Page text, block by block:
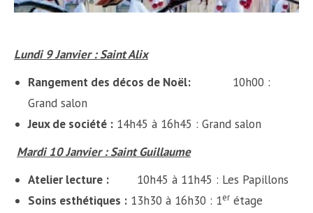
Lundi 9 Janvier : Saint Alix
Rangement des décos de Noël: 10h00 :
Grand salon
Jeux de société : 14h45 à 16h45 : Grand salon
Mardi 10 Janvier : Saint Guillaume
Atelier lecture : 10h45 à 11h45 : Les Papillons
Soins esthétiques : 13h30 à 16h30 : 1er étage